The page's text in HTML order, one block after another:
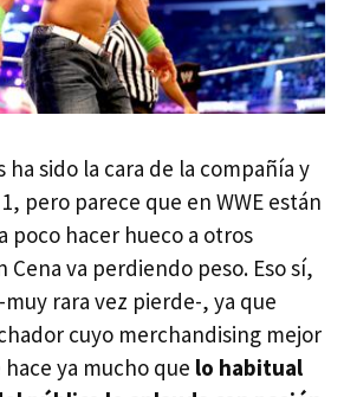
ha sido la cara de la compañía y
pero parece que en WWE están
poco hacer hueco a otros
Cena va perdiendo peso. Eso sí,
rara vez pierde-, ya que
cuyo merchandising mejor
ya mucho que lo habitual